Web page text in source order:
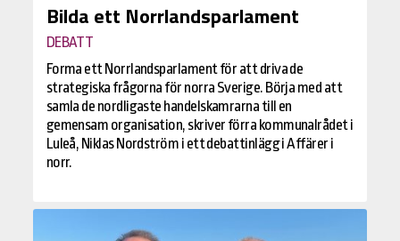
Bilda ett Norrlandsparlament
DEBATT
Forma ett Norrlandsparlament för att driva de
strategiska frågorna för norra Sverige. Börja med att
samla de nordligaste handelskamrarna till en
gemensam organisation, skriver förra kommunalrådet i
Luleå, Niklas Nordström i ett debattinlägg i Affärer i
norr.